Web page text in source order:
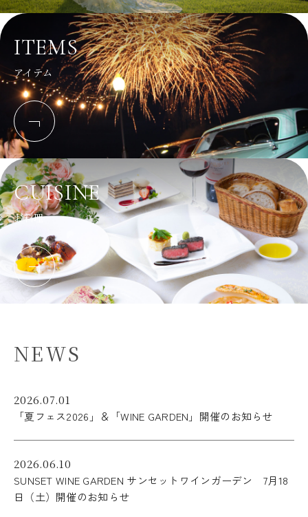
ITEMS
アイテム
CUISINE
お料理
NEWS
2026.07.01
「夏フェス2026」＆「WINE GARDEN」開催のお知らせ
2026.06.10
SUNSET WINE GARDEN サンセットワインガーデン 7月18
日（土）開催のお知らせ